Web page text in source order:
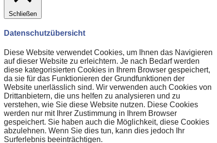
Schließen
Datenschutzübersicht
Diese Website verwendet Cookies, um Ihnen das Navigieren
auf dieser Website zu erleichtern. Je nach Bedarf werden
diese kategorisierten Cookies in Ihrem Browser gespeichert,
da sie für das Funktionieren der Grundfunktionen der
Website unerlässlich sind. Wir verwenden auch Cookies von
Drittanbietern, die uns helfen zu analysieren und zu
verstehen, wie Sie diese Website nutzen. Diese Cookies
werden nur mit Ihrer Zustimmung in Ihrem Browser
gespeichert. Sie haben auch die Möglichkeit, diese Cookies
abzulehnen. Wenn Sie dies tun, kann dies jedoch Ihr
Surferlebnis beeinträchtigen.